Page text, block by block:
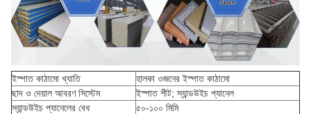
ইস্পাত কাঠামো খ্যাতি
হালকা ওজনের ইস্পাত কাঠামো
ছাদ ও দেয়াল আবরণ সিস্টেম
ইস্পাত শীট; স্যান্ডউইচ প্যানেল
স্যান্ডউইচ প্যানেলের বেধ
৫০-১০০ মিমি